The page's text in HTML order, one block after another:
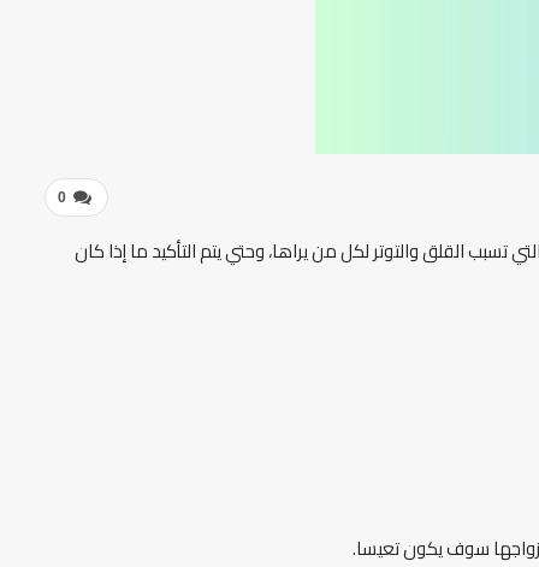
0
تسبب القلق والتوتر لكل من يراها، وحتي يتم التأكيد ما إذا كان
زواجها سوف يكون تعيسا.